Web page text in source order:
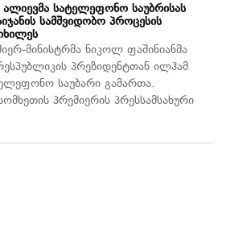
ალიევმა სატელეფონო საუბრისას
სამშვიდობო პროცესის
მინისტრმა ნიკოლ ფაშინიანმა
პრეზიდენტთან ილჰამ
საუბარი გამართა.
პრემიერის პრესსამსახური